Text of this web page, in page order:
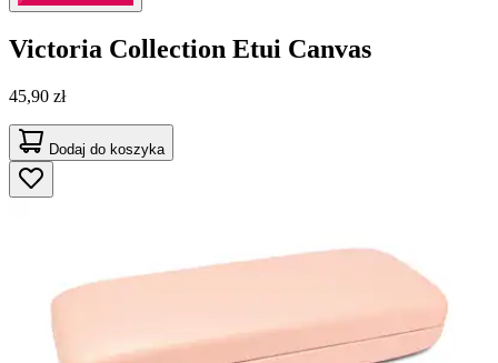
Victoria Collection Etui Canvas
45,90 zł
Dodaj do koszyka